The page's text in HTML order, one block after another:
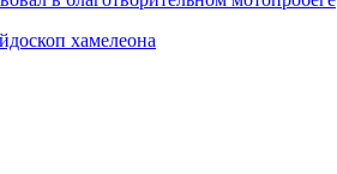
хамелеона